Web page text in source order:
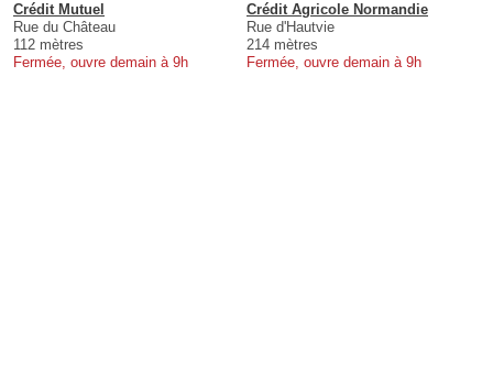
Crédit Mutuel
Rue du Château
112 mètres
Fermée, ouvre demain à 9h
Crédit Agricole Normandie
Rue d'Hautvie
214 mètres
Fermée, ouvre demain à 9h